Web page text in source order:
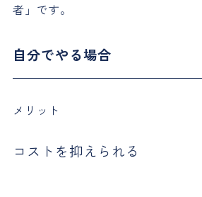
者」です。
自分でやる場合
メリット
コストを抑えられる